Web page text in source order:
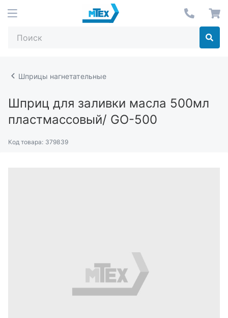
Шприцы нагнетательные
Шприц для заливки масла 500мл
пластмассовый/ GO-500
Код товара: 379839